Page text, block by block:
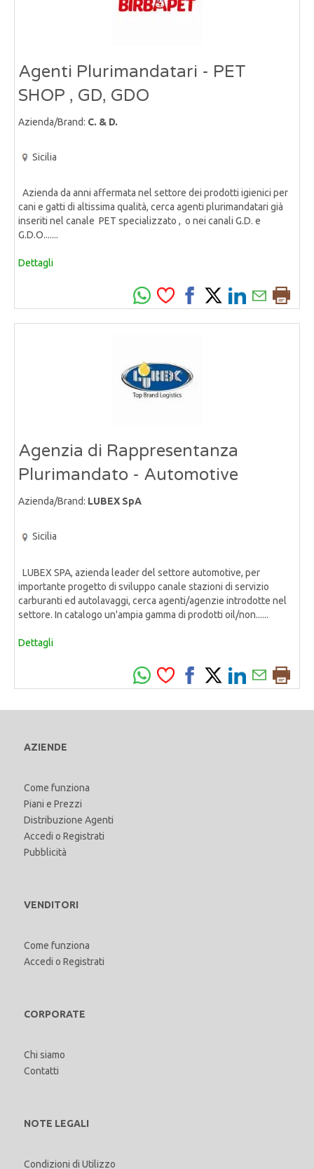
Agenti Plurimandatari - PET
SHOP , GD, GDO
Azienda/Brand: C. & D.
Sicilia
Azienda da anni affermata nel settore dei prodotti igienici per
cani e gatti di altissima qualità, cerca agenti plurimandatari già
inseriti nel canale PET specializzato , o nei canali G.D. e
G.D.O.......
Dettagli
Agenzia di Rappresentanza
Plurimandato - Automotive
Azienda/Brand: LUBEX SpA
Sicilia
LUBEX SPA, azienda leader del settore automotive, per
importante progetto di sviluppo canale stazioni di servizio
carburanti ed autolavaggi, cerca agenti/agenzie introdotte nel
settore. In catalogo un'ampia gamma di prodotti oil/non......
Dettagli
AZIENDE
Come funziona
Piani e Prezzi
Distribuzione Agenti
Accedi o Registrati
Pubblicità
VENDITORI
Come funziona
Accedi o Registrati
CORPORATE
Chi siamo
Contatti
NOTE LEGALI
Condizioni di Utilizzo